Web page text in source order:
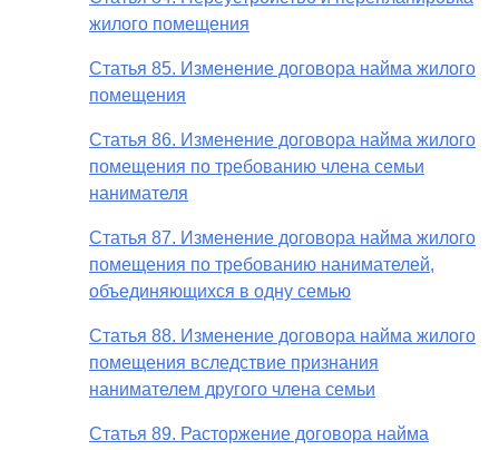
жилого помещения
Статья 85. Изменение договора найма жилого
помещения
Статья 86. Изменение договора найма жилого
помещения по требованию члена семьи
нанимателя
Статья 87. Изменение договора найма жилого
помещения по требованию нанимателей,
объединяющихся в одну семью
Статья 88. Изменение договора найма жилого
помещения вследствие признания
нанимателем другого члена семьи
Статья 89. Расторжение договора найма